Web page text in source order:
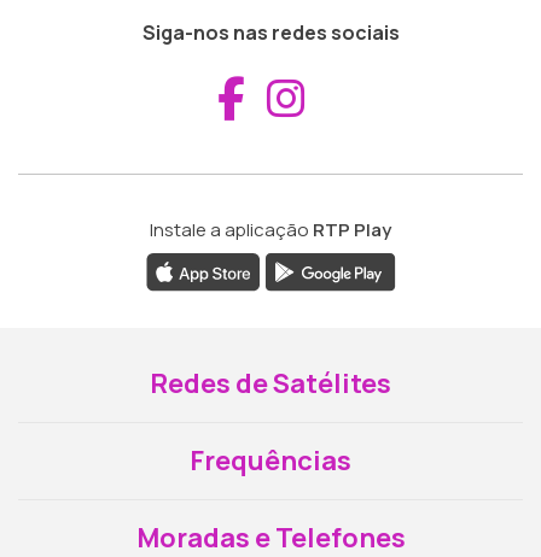
Siga-nos nas redes sociais
Aceder ao
Instale a aplicação RTP Play
Redes de Satélites
Frequências
Moradas e Telefones